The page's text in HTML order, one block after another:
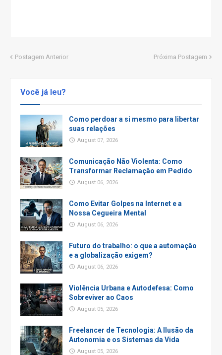
Postagem Anterior Próxima Postagem
Você já leu?
Como perdoar a si mesmo para libertar
suas relações
August 07, 2026
Comunicação Não Violenta: Como
Transformar Reclamação em Pedido
August 06, 2026
Como Evitar Golpes na Internet e a
Nossa Cegueira Mental
August 06, 2026
Futuro do trabalho: o que a automação
e a globalização exigem?
August 06, 2026
Violência Urbana e Autodefesa: Como
Sobreviver ao Caos
August 05, 2026
Freelancer de Tecnologia: A Ilusão da
Autonomia e os Sistemas da Vida
August 05, 2026